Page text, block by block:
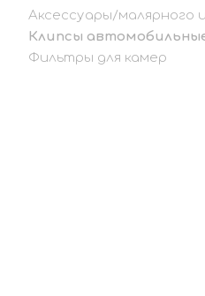
Аксессуары/малярного
Клипсы
Фильтры для камер